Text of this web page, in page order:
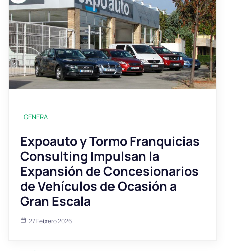
GENERAL
Expoauto y Tormo Franquicias
Consulting Impulsan la
Expansión de Concesionarios
de Vehículos de Ocasión a
Gran Escala
27 Febrero 2026